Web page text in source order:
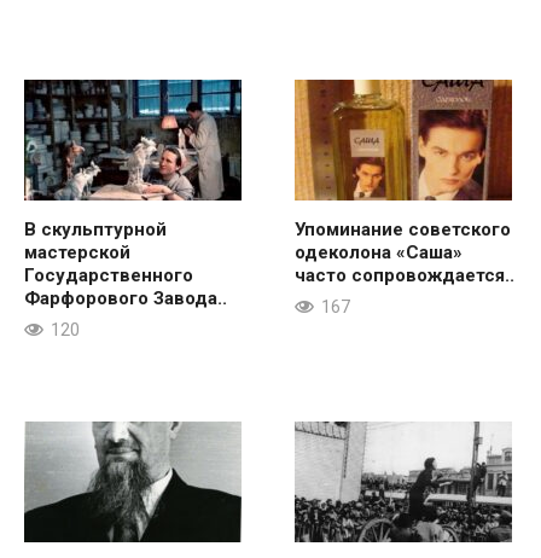
В скульптурной
мастерской
Государственного
Фарфорового Завода..
120
Упоминание советского
одеколона «Саша»
часто сопровождается..
167